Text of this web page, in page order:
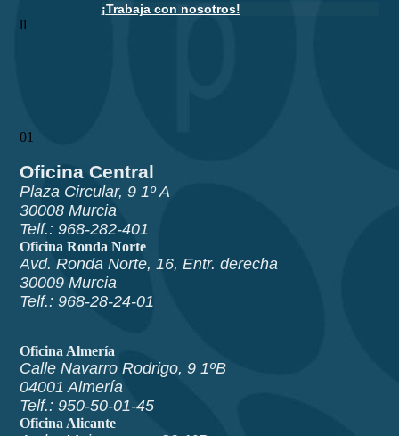
¡Trabaja con nosotros!
ll
01
Oficina Central
Plaza Circular, 9 1º A
30008 Murcia
Telf.: 968-282-401
Oficina Ronda Norte
Avd. Ronda Norte, 16, Entr. derecha
30009 Murcia
Telf.: 968-28-24-01
Oficina Almería
Calle Navarro Rodrigo, 9 1ºB
04001 Almería
Telf.: 950-50-01-45
Oficina Alicante